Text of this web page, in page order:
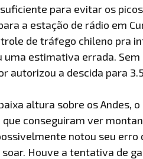
para evitar os
a estação de rádio em
de tráfego chileno pra
uma estimativa errada.
autorizou a descida para
altura sobre os Andes,
conseguiram ver
notou seu erro
soar. Houve a tentativa de